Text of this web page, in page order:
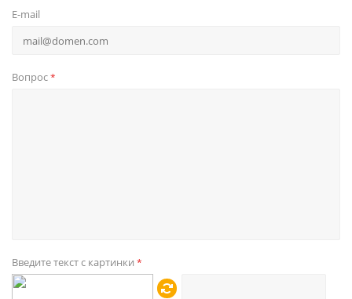
E-mail
Вопрос*
Введите текст с картинки *